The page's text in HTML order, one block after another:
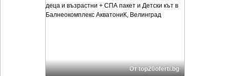
От top20oferti.bg